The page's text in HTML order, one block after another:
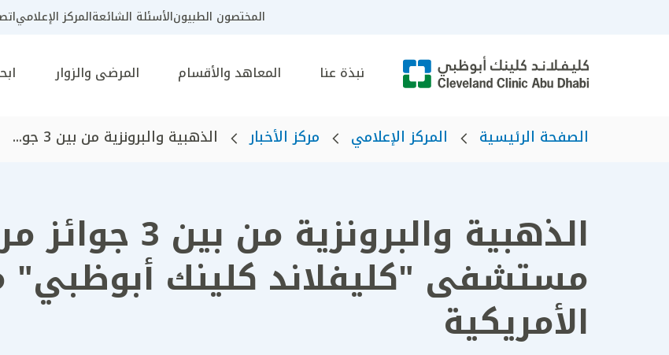
المختصون الطبيونالأسئلة الشائعةالمركز الإعلامي
نبذة عنا المعاهد والأقسام المرضى والزوار
الصفحة الرئيسية المركز الإعلامي مركز الأخبار الذهبية والبرونزية من بين 3 جو...
الذهبية
مستشفى "كليفلاند كلينك أبوظبي"
الأمريكية